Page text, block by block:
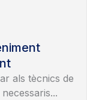
als tècnics de